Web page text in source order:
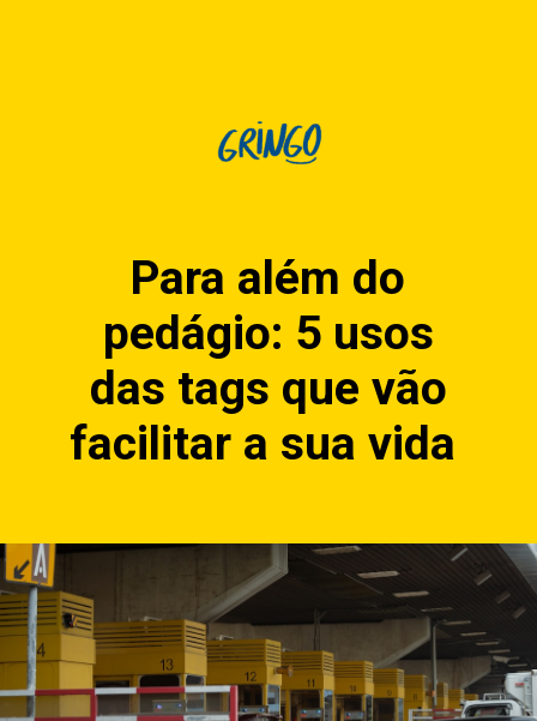
Para além do
pedágio: 5 usos
das tags que vão
facilitar a sua vida